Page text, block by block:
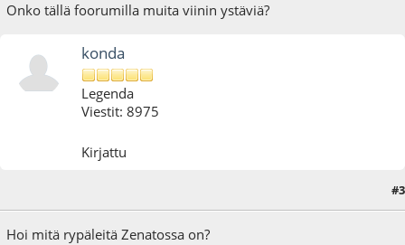
Onko tällä foorumilla muita viinin ystäviä?
konda
Legenda
Viestit: 8975
Kirjattu
#3
Hoi mitä rypäleitä Zenatossa on?